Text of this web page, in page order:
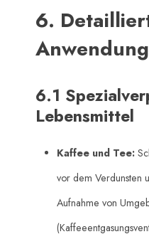
6.
6.1
Lebensmittel
Kaffee und Tee:
vor dem Verdunsten
Aufnahme von